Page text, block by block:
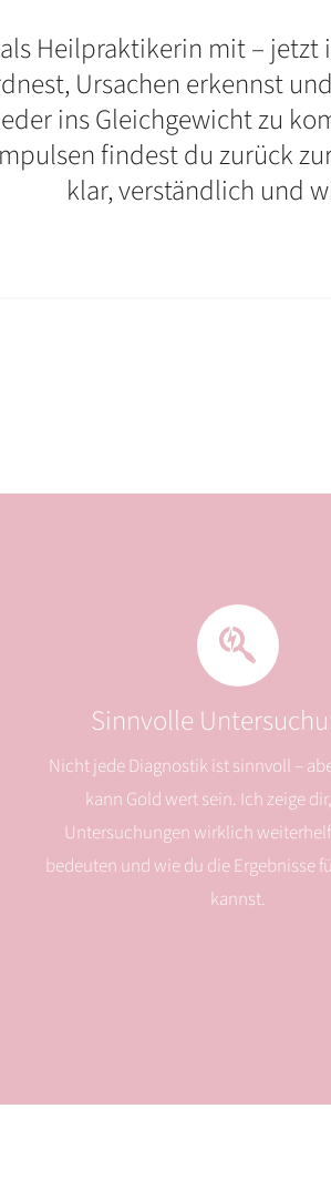
Heilpraktikerin mit – jetzt
Ursachen erkennst
ins Gleichgewicht zu
findest du zurück
klar, verständlich und
Sinnvolle
Nicht jede Diagnostik ist sinnvoll –
kann Gold wert sein. Ich zeige
Untersuchungen wirklich
bedeuten und wie du die Ergebnisse
kannst.